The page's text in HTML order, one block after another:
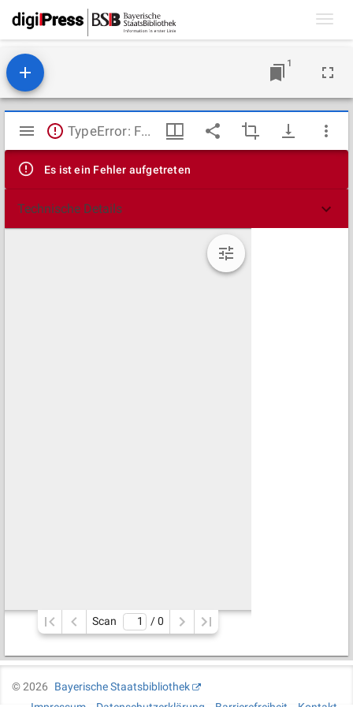
1
Mirador
Viewer
TypeError: Failed to fetch
Es ist ein Fehler aufgetreten
Technische Details
Scan / 0
©2026
Bayerische Staatsbibliothek